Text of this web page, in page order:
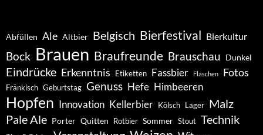
Abfüllen Ale Altbier Belgisch Bierfestival Bierkultur
Bock Brauen Braufreunde Brauschau Dunkel
Eindrücke Erkenntnis Etiketten Fassbier Flaschen Fotos
Fränkisch Geburtstag Genuss Hefe Himbeeren
Hopfen Innovation Kellerbier Kölsch Lager Malz
Pale Ale Porter Quitten Rotbier Sommer Stout Technik